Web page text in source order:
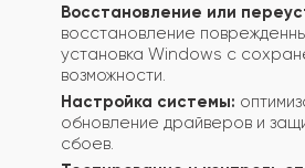
Восстановление или
восстановление
установка Windows с
возможности.
Настройка системы:
обновление драйверов и
сбоев.